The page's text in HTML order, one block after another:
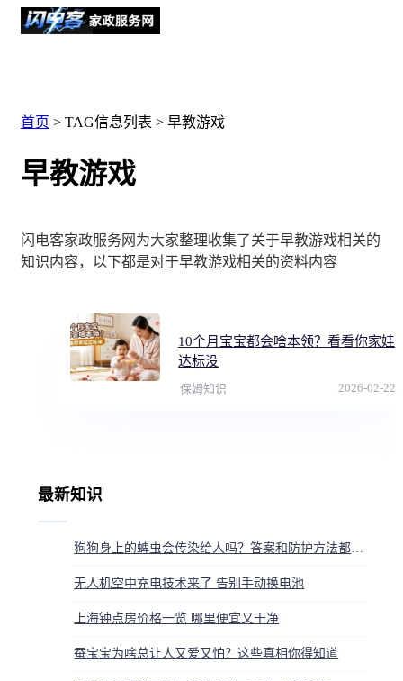
首页 > TAG信息列表 > 早教游戏
早教游戏
闪电客家政服务网为大家整理收集了关于早教游戏相关的
知识内容，以下都是对于早教游戏相关的资料内容
10个月宝宝都会啥本领？看看你家娃
达标没
保姆知识 2026-02-22
最新知识
狗狗身上的蜱虫会传染给人吗？答案和防护方法都在这
无人机空中充电技术来了 告别手动换电池
上海钟点房价格一览 哪里便宜又干净
蚕宝宝为啥总让人又爱又怕？这些真相你得知道